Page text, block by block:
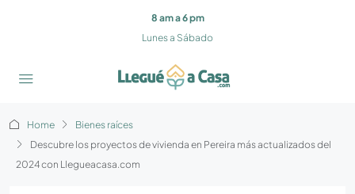
8 am a 6 pm
Lunes a Sábado
Home
Bienes raíces
Descubre los proyectos de vivienda en Pereira más actualizados del
2024 con Llegueacasa.com